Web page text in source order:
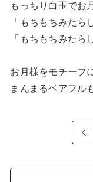
もっちり白玉でお
「もちもちみたら
「もちもちみたら
お月様をモチーフ
まんまるベアフル